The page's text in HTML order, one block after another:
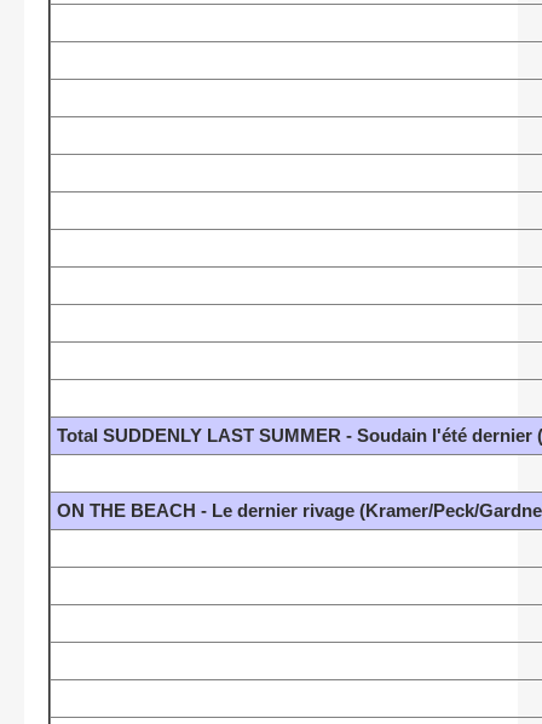
Total SUDDENLY LAST SUMMER - Soudain l'été
ON THE BEACH - Le dernier rivage (Kramer/Peck/